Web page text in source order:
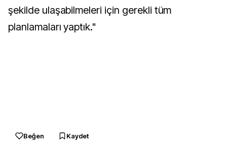
şekilde ulaşabilmeleri için gerekli tüm
planlamaları yaptık."
Beğen Kaydet